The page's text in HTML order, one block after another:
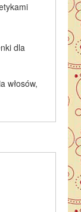
dla
włosów,